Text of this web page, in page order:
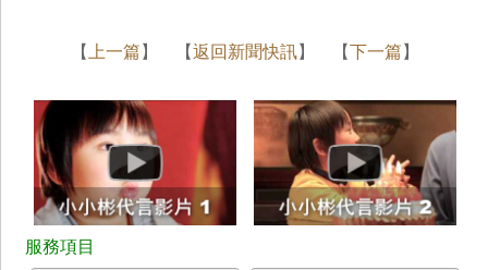
【 上一篇 】 【返回新聞快訊】 【下一篇 】